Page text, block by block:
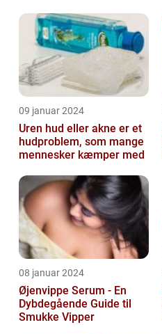
09 januar 2024
Uren hud eller akne er et
hudproblem, som mange
mennesker kæmper med
08 januar 2024
Øjenvippe Serum - En
Dybdegående Guide til
Smukke Vipper